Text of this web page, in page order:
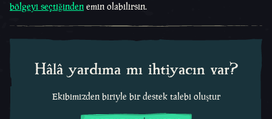
bölgeyi seçtiğinden emin olabilirsin.
Hâlâ yardıma mı ihtiyacın var?
Ekibimizden biriyle bir destek talebi oluştur